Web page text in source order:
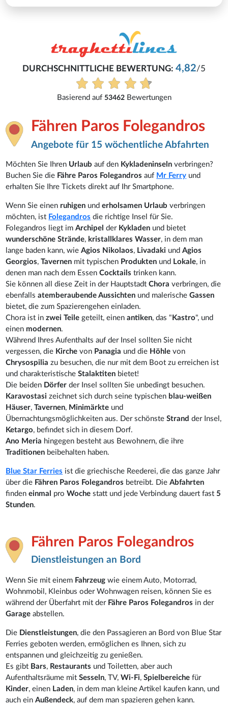
DURCHSCHNITTLICHE BEWERTUNG:4,82/5
Basierend auf 53462Bewertungen
Fähren Paros Folegandros
Angebote für 15 wöchentliche Abfahrten
Möchten Sie Ihren Urlaubauf den Kykladeninselnverbringen?
Buchen Sie die Fähre Paros Folegandros auf Mr Ferry und
erhalten Sie Ihre Tickets direkt auf Ihr Smartphone.
Wenn Sie einen ruhigen underholsamen Urlaubverbringen
möchten, ist Folegandros die richtige Insel für Sie.
Folegandros liegt imArchipelder Kykladen und bietet
wunderschöne Strände, kristallklares Wasser, in dem man
lange baden kann, wieAgios Nikolaos, Livadaki undAgios
Georgios,Tavernen mit typischen Produkten und Lokale, in
denen man nach dem EssenCocktailstrinken kann.
Sie können all diese Zeit in der HauptstadtChoraverbringen, die
ebenfallsatemberaubende Aussichten und malerischeGassen
bietet, die zum Spazierengehen einladen.
Chora ist inzwei Teile geteilt, einenantiken, das "Kastro", und
einen modernen.
Während Ihres Aufenthalts auf der Insel sollten Sie nicht
vergessen, die Kirchevon Panagia und die Höhlevon
Chrysospiliazu besuchen, die nur mit dem Boot zu erreichen ist
und charakteristischeStalaktiten bietet!
Die beiden Dörferder Insel sollten Sie unbedingt besuchen.
Karavostasizeichnet sich durch seine typischen blau-weißen
Häuser,Tavernen, Minimärkte und
Übernachtungsmöglichkeiten aus. Der schönsteStrandder Insel,
Ketargo, befindet sich in diesem Dorf.
Ano Meria hingegen besteht aus Bewohnern, die ihre
Traditionen beibehalten haben.
Blue Star Ferries ist die griechische Reederei, die das ganze Jahr
über die Fähren Paros Folegandros betreibt. DieAbfahrten
findeneinmal proWochestatt und jede Verbindung dauert fast5
Stunden.
Fähren Paros Folegandros
Dienstleistungen an Bord
Wenn Sie mit einem Fahrzeugwie einem Auto, Motorrad,
Wohnmobil, Kleinbus oder Wohnwagen reisen, können Sie es
während der Überfahrt mit der Fähre Paros Folegandros in der
Garageabstellen.
Die Dienstleistungen, die den Passagieren an Bord von Blue Star
Ferries geboten werden, ermöglichen es Ihnen, sich zu
entspannen und gleichzeitig zu genießen.
Es gibt Bars, Restaurants und Toiletten, aber auch
Aufenthaltsräume mitSesseln, TV,Wi-Fi,Spielbereichefür
Kinder, einen Laden, in dem man kleine Artikel kaufen kann, und
auch einAußendeck, auf dem man spazieren gehen kann.